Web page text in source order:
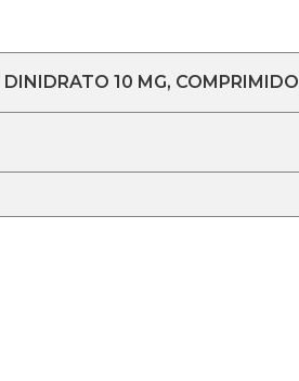
10 MG, COMPRIMIDO